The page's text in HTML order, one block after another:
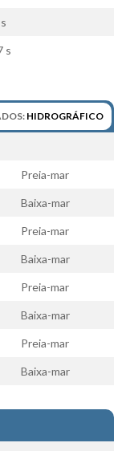
s
HIDROGRÁFICO
Preia-mar
Baixa-mar
Preia-mar
Baixa-mar
Preia-mar
Baixa-mar
Preia-mar
Baixa-mar